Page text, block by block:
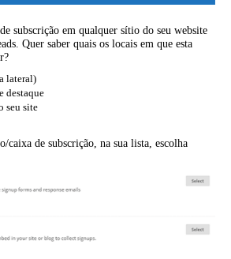
subscrição em qualquer sítio do seu website
Quer saber quais os locais em que esta
lateral)
destaque
seu site
de subscrição, na sua lista, escolha